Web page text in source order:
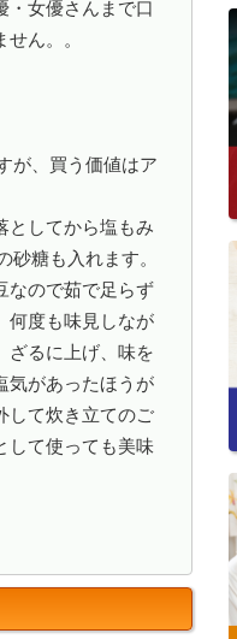
・女優さんまで口
ん。。
が、買う価値はア
としてから塩もみ
糖も入れます。
なので茹で足らず
何度も味見しなが
ざるに上げ、味を
気があったほうが
して炊き立てのご
して使っても美味